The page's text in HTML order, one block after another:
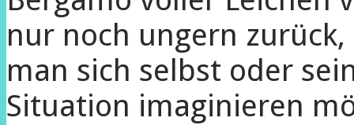
nur noch ungern
man sich selbst oder
Situation imaginieren